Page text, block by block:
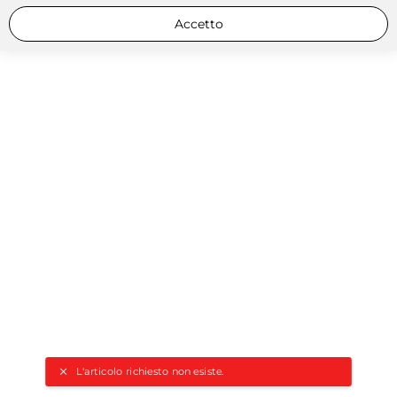
L'articolo richiesto non esiste.
Accetto